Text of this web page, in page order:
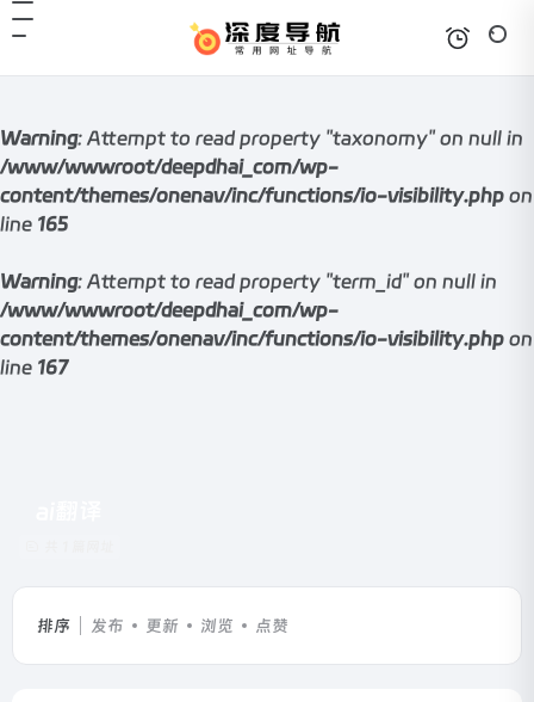
Warning: Attempt to read property "taxonomy" on null in
/www/wwwroot/deepdhai_com/wp-
content/themes/onenav/inc/functions/io-visibility.php on
line 165
Warning: Attempt to read property "term_id" on null in
/www/wwwroot/deepdhai_com/wp-
content/themes/onenav/inc/functions/io-visibility.php on
line 167
排序 发布 更新 浏览 点赞